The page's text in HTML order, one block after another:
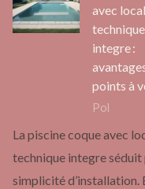
avec local
technique
integre :
points à
Pol
La piscine coque avec
technique integre séduit
simplicité d’installation.